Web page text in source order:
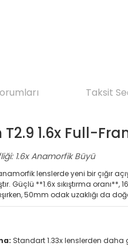
Taksit
1.6x Full-
1.6x Anamorfik Büyü
lenslerde yeni bir çığır
Güçlü **1.6x sıkıştırma
50mm odak uzaklığı da
Standart 1.33x lenslerden